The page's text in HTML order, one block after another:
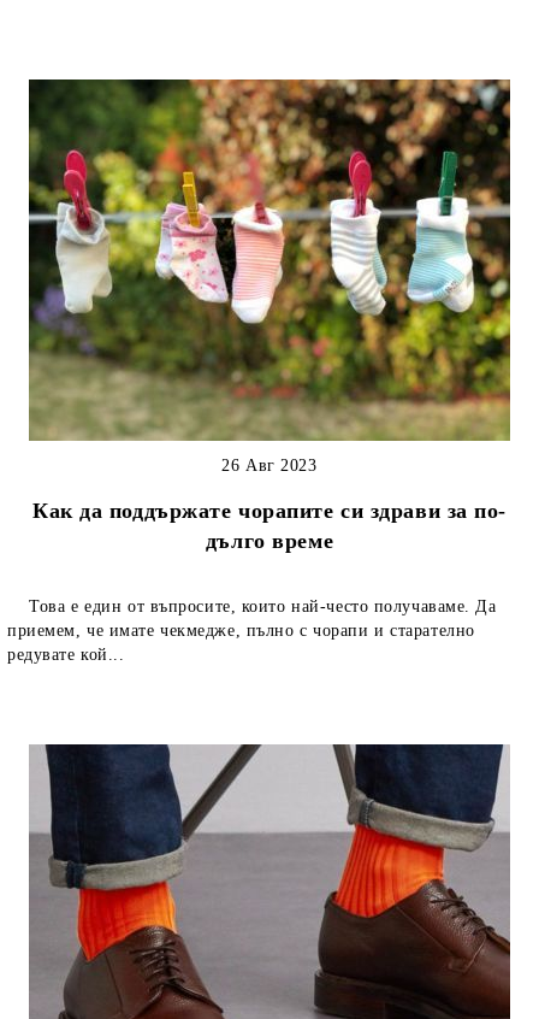
Как да поддържате чорапите си здрави за по-
дълго време
26 Авг 2023
Това е един от въпросите, които най-често получаваме. Да
приемем, че имате чекмедже, пълно с чорапи и старателно
редувате кой...